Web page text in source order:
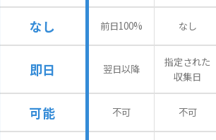
なし 前日100% なし
即日 翌日以降
指定された
収集日
可能 不可 不可